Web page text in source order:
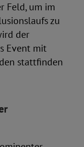
Feld, um im
zu
der
Event mit
stattfinden